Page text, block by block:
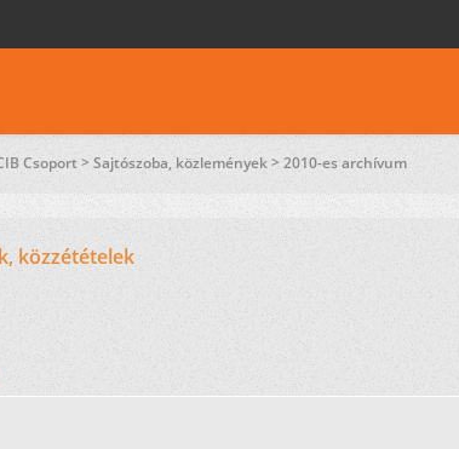
Csoport > Sajtószoba, közlemények > 2010-es archívum
közzétételek